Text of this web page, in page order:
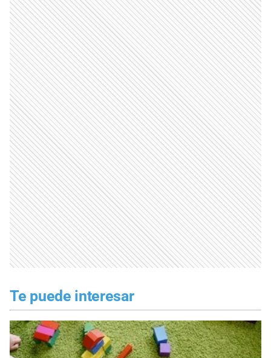
Te puede interesar